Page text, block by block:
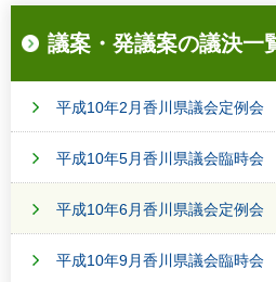
議案・発議案の議決一
平成10年2月香川県議会定例
平成10年5月香川県議会臨時
平成10年6月香川県議会定例
平成10年9月香川県議会臨時